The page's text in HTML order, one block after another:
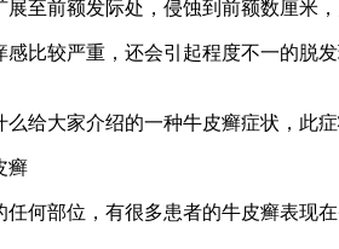
至前额发际处，侵蚀到前额数厘米
较严重，还会引起程度不一的脱发
大家介绍的一种牛皮癣症状，此症
癣
部位，有很多患者的牛皮癣表现在